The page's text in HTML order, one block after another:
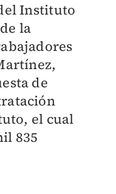
Instituto
la
de
el cual
835